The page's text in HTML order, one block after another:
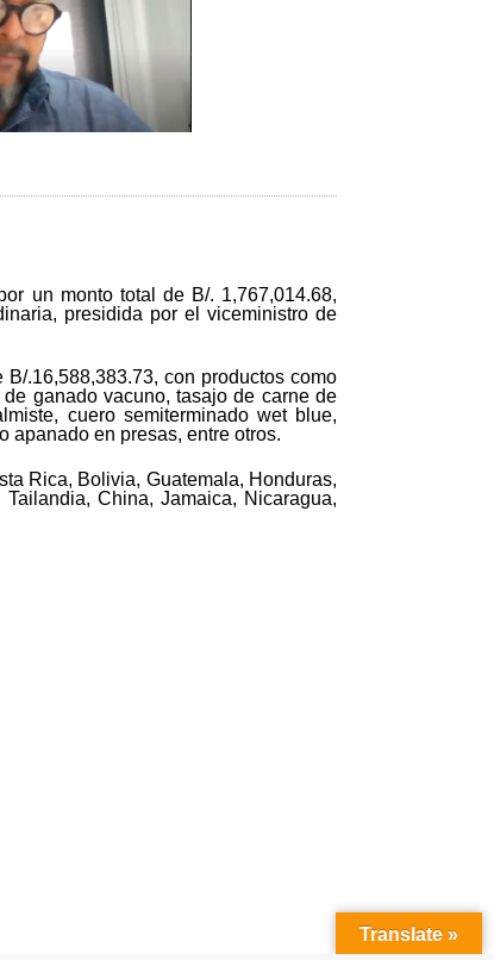
un monto total de B/. 1,767,014.68,
presidida por el viceministro de
.16,588,383.73, con productos como
ganado vacuno, tasajo de carne de
cuero semiterminado wet blue,
apanado en presas, entre otros.
Rica, Bolivia, Guatemala, Honduras,
China, Jamaica, Nicaragua,
Translate »